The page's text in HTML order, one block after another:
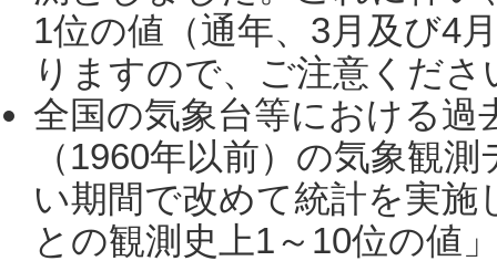
1位の値（通年、3月及び4
りますので、ご注意くだ
全国の気象台等における過
（1960年以前）の気象観
い期間で改めて統計を実
との観測史上1～10位の値